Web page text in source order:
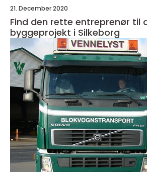
21. December 2020
Find den rette entreprenør til
byggeprojekt i Silkeborg